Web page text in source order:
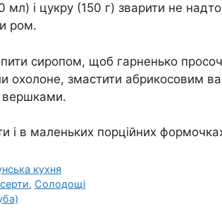
і цукру (150 г) зварити не
ром.
сиропом, щоб гарненько
охолоне, змастити абрикосовим
вершками.
і в маленьких порційних
кухня
, Солодощі